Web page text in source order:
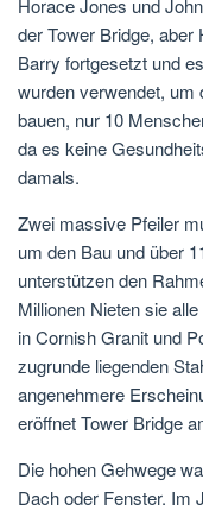
der Tower Bridge,
Barry fortgesetzt und
wurden verwendet, um
bauen, nur 10
da es keine
damals.
Zwei massive Pfeiler
um den Bau und über
unterstützen den
Millionen Nieten sie
in Cornish Granit und
zugrunde liegenden
angenehmere
eröffnet Tower Bridge
Die hohen Gehwege
Dach oder Fenster. Im